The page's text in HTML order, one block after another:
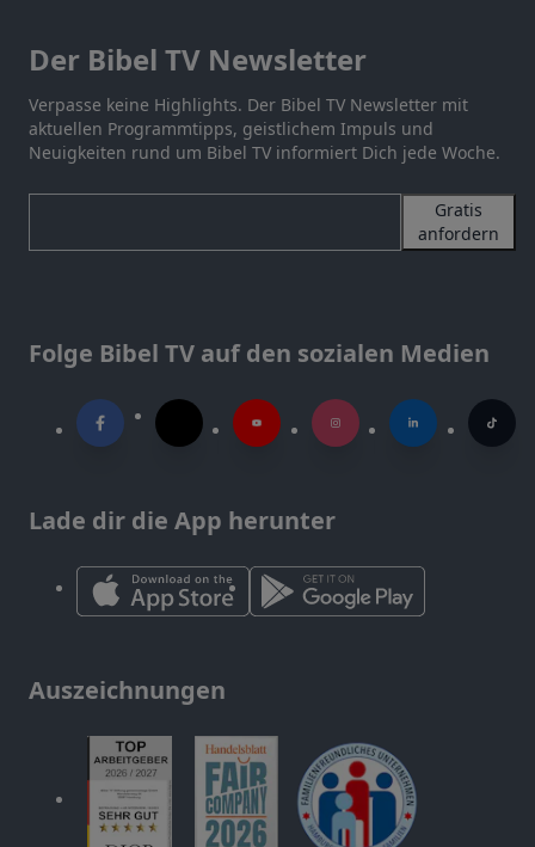
Der Bibel TV Newsletter
Verpasse keine Highlights. Der Bibel TV Newsletter mit
aktuellen Programmtipps, geistlichem Impuls und
Neuigkeiten rund um Bibel TV informiert Dich jede Woche.
Gratis
anfordern
Folge Bibel TV auf den sozialen Medien
Lade dir die App herunter
Auszeichnungen